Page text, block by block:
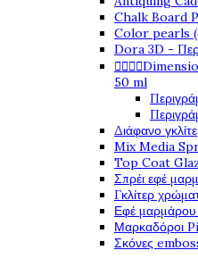
Chalk Board
Color pearls
Dora 3D -
   
50 ml
Διάφανο
Mix Media
Top Coat
Σπρέι εφέ
Γκλίτερ
Εφέ
Μαρκαδόροι
Σκόνες